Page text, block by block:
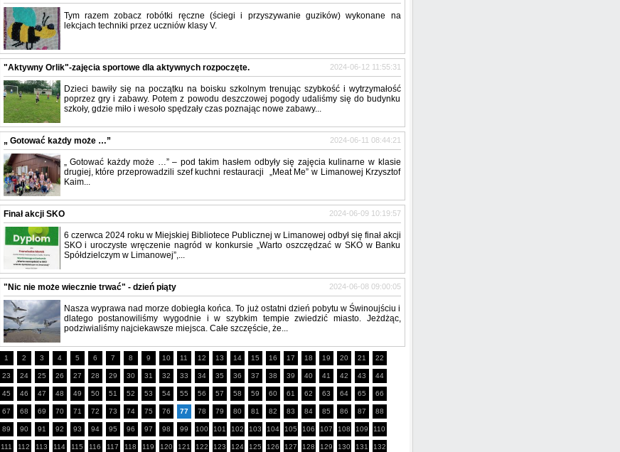
Tym razem zobacz robótki ręczne (ściegi i przyszywanie guzików) wykonane na
lekcjach techniki przez uczniów klasy V.
"Aktywny Orlik"-zajęcia sportowe dla aktywnych rozpoczęte. 2024-06-12 11:55:31
Dzieci bawiły się na początku na boisku szkolnym trenując szybkość i wytrzymałość
poprzez gry i zabawy. Potem z powodu deszczowej pogody udaliśmy się do budynku
szkoły, gdzie miło i wesoło spędzały czas poznając nowe zabawy...
„ Gotować każdy może …” 2024-06-11 08:44:21
„ Gotować każdy może …” – pod takim hasłem odbyły się zajęcia kulinarne w klasie
drugiej, które przeprowadzili szef kuchni restauracji „Meat Me” w Limanowej Krzysztof
Kaim...
Finał akcji SKO 2024-06-09 10:19:57
6 czerwca 2024 roku w Miejskiej Bibliotece Publicznej w Limanowej odbył się finał akcji
SKO i uroczyste wręczenie nagród w konkursie „Warto oszczędzać w SKO w Banku
Spółdzielczym w Limanowej”,...
"Nic nie może wiecznie trwać" - dzień piąty 2024-06-08 09:00:05
Nasza wyprawa nad morze dobiegła końca. To już ostatni dzień pobytu w Świnoujściu i
dlatego postanowiliśmy wygodnie i w szybkim tempie zwiedzić miasto. Jeżdżąc,
podziwialiśmy najciekawsze miejsca. Całe szczęście, że...
1 2 3 4 5 6 7 8 9 10 11 12 13 14 15 16 17 18 19 20 21 22
23 24 25 26 27 28 29 30 31 32 33 34 35 36 37 38 39 40 41 42 43 44
45 46 47 48 49 50 51 52 53 54 55 56 57 58 59 60 61 62 63 64 65 66
67 68 69 70 71 72 73 74 75 76 77 78 79 80 81 82 83 84 85 86 87 88
89 90 91 92 93 94 95 96 97 98 99 100 101 102 103 104 105 106 107 108 109 110
111 112 113 114 115 116 117 118 119 120 121 122 123 124 125 126 127 128 129 130 131 132